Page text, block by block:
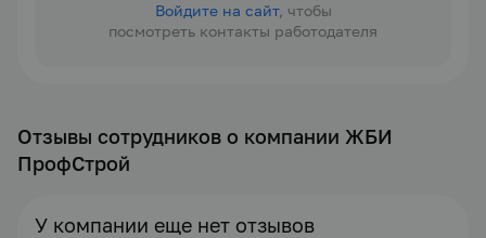
Войдите на сайт, чтобы
посмотреть контакты работодателя
Отзывы сотрудников о компании ЖБИ
ПрофСтрой
У компании еще нет отзывов